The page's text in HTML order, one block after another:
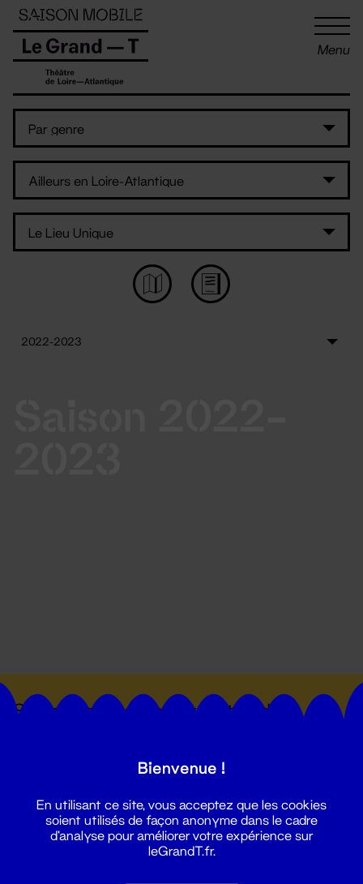
Menu
Suivez toutes les actualités du
Panneau de gestion des cookies
Bienvenue !
En utilisant ce site, vous acceptez que les cookies
soient utilisés de façon anonyme dans le cadre
d'analyse pour améliorer votre expérience sur
leGrandT.fr.